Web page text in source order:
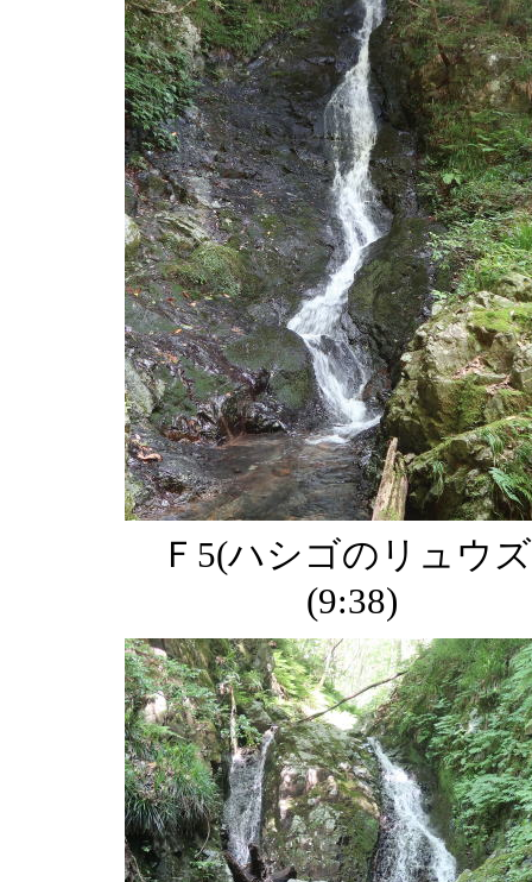
Ｆ5(ハシゴのリュウ
(9:38)